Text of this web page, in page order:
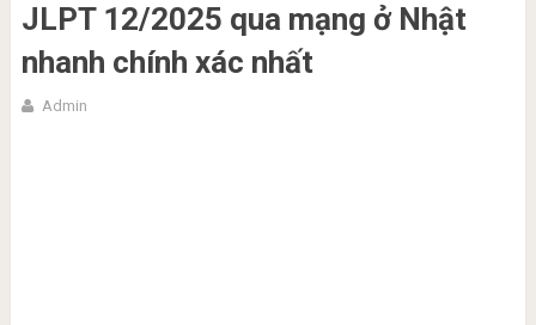
JLPT 12/2025 qua mạng ở Nhật
nhanh chính xác nhất
Admin